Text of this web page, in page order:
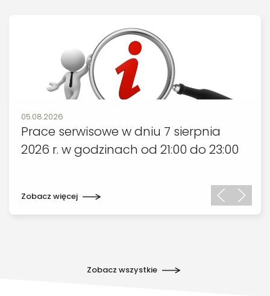
Data publikacji:
05.08.2026
Prace serwisowe w dniu 7 sierpnia
2026 r. w godzinach od 21:00 do 23:00
Zobacz więcej
Zobacz wszystkie